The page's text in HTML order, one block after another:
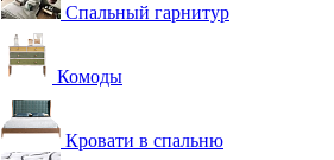
Спальный гарнитур
Комоды
Кровати в спальню